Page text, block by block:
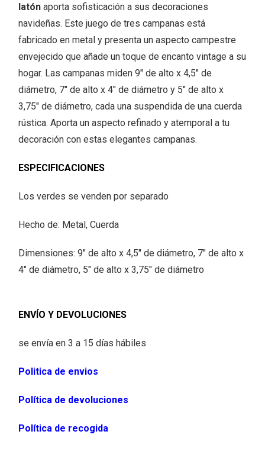
latón aporta sofisticación a sus decoraciones
navideñas. Este juego de tres campanas está
fabricado en metal y presenta un aspecto campestre
envejecido que añade un toque de encanto vintage a su
hogar. Las campanas miden 9" de alto x 4,5" de
diámetro, 7" de alto x 4" de diámetro y 5" de alto x
3,75" de diámetro, cada una suspendida de una cuerda
rústica. Aporta un aspecto refinado y atemporal a tu
decoración con estas elegantes campanas.
ESPECIFICACIONES
Los verdes se venden por separado
Hecho de: Metal, Cuerda
Dimensiones: 9" de alto x 4,5" de diámetro, 7" de alto x
4" de diámetro, 5" de alto x 3,75" de diámetro
ENVÍO Y DEVOLUCIONES
se envía en 3 a 15 días hábiles
Politica de envios
Política de devoluciones
Política de recogida